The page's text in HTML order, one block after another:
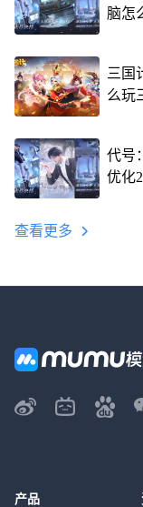
脑怎
三国
么玩
代号
优化
查看更多
产品